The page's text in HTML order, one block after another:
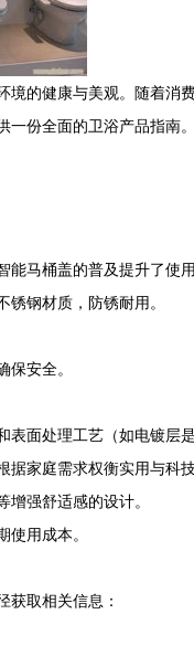
的健康与美观。随着消
份全面的卫浴产品指南。
马桶盖的普及提升了使用
钢材质，防锈耐用。
安全。
面处理工艺（如电镀层是
家庭需求权衡实用与科技
强舒适感的设计。
用成本。
获取相关信息：